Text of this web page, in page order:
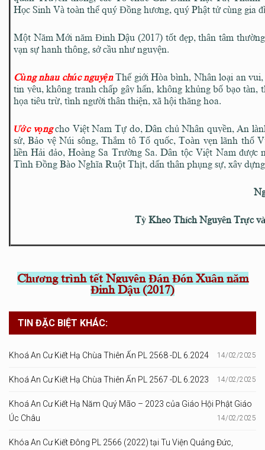
Học Sinh Và toàn thể quý Đồng hương, quý Phật tử cùng gia
Một Năm Mới năm Đinh Dậu (2017) tốt đẹp, thân tâm
vạn sự hanh thông, sở cầu như nguyện.
Cùng nhau chúc nguyệnThế giới Hòa bình, Nhân loại an vui,
tin yêu, không tranh chấp gây hấn, không khủng bố bạo tàn,
họa tiêu trừ, tình người thân thiện, xã hội thăng hoa.
Ước vọngcho Việt Nam Tự do, Dân chủ Nhân quyền, An
sử, Bảo vệ Núi sông, Thắm tô Tổ quốc, Toàn vẹn lãnh thổ
liền Hải đảo, Hoàng Sa Trường Sa. Dân tộc Việt Nam được
Tình Đồng Bào Nghĩa Ruột Thịt, dấn thân phụng sự, xây
Tỳ Kheo Thích Nguyên Trực
Chương trình tết Nguyên Đán Đón Xuân năm
Đinh Dậu (2017)
TIN ĐẶC BIỆT KHÁC:
Khoá An Cư Kiết Hạ Chùa Thiên Ấn PL 2568 -DL 6.2024 14/02/2025
Khoá An Cư Kiết Hạ Chùa Thiên Ấn PL 2567 -DL 6.2023 14/02/2025
Khoá An Cư Kiết Hạ Năm Quý Mão – 2023 của Giáo Hội Phật Giáo
Úc Châu
14/02/2025
Khóa An Cư Kiết Đông PL 2566 (2022) tại Tu Viện Quảng Đức,